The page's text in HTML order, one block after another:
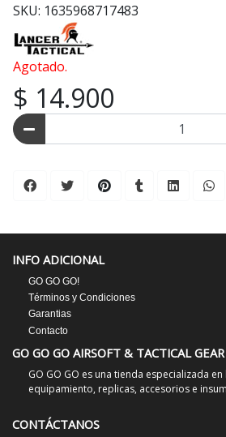
SKU: 1635968717483
Agotado.
$ 14.900
INFO ADICIONAL
GO GO GO!
Términos y Condiciones
Garantias
Contacto
GO GO GO AIRSOFT & TACTICAL GEAR
GO GO GO es una tienda especializada en
equipamiento, replicas, accesorios e
CONTÁCTANOS